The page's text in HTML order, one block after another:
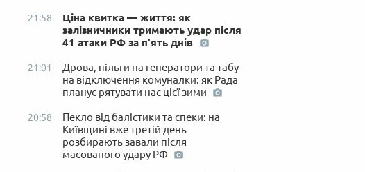
21:58
Ціна квитка — життя: як
залізничники тримають удар після
41 атаки РФ за п'ять днів
21:01
Дрова, пільги на генератори та табу
на відключення комуналки: як Рада
планує рятувати нас цієї зими
20:58
Пекло від балістики та спеки: на
Київщині вже третій день
розбирають завали після
масованого удару РФ